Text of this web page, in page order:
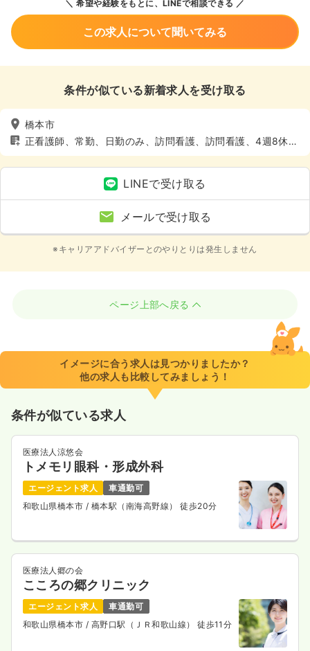
希望や経験をもとに、LINEで相談できる
この求人について聞いてみる
条件が似ている新着求人を受け取る
橋本市
正看護師、常勤、日勤のみ、訪問看護、訪問看護、4週8休以
上
LINEで受け取る
メールで受け取る
※キャリアアドバイザーとのやりとりは発生しません
ページ上部へ戻る
イメージに合う求人は見つかりましたか？
他の求人も比較してみましょう！
条件が似ている求人
医療法人涼悠会
トメモリ眼科・形成外科
エージェント求人
車通勤可
和歌山県橋本市 / 橋本駅（南海高野線） 徒歩20分
医療法人郷の会
こころの郷クリニック
エージェント求人
車通勤可
和歌山県橋本市 / 高野口駅（ＪＲ和歌山線） 徒歩11分